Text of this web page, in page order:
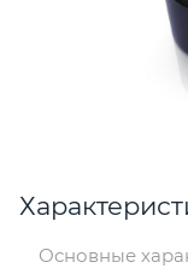
Основные